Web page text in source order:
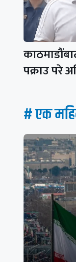
पक्राउ परे
# एक